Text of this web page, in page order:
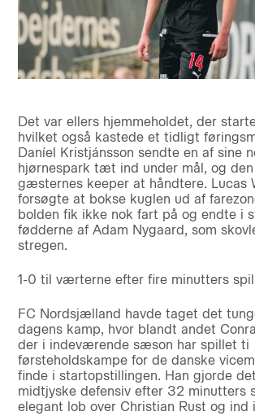
Det var ellers hjemmeholdet, der
hvilket også kastede et tidligt
Daníel Kristjánsson sendte en af sine
hjørnespark tæt ind under mål, og
gæsternes keeper at håndtere. Lucas
forsøgte at bokse kuglen ud af
bolden fik ikke nok fart på og endte i
fødderne af Adam Nygaard, som
stregen.
1-0 til værterne efter fire minutters
FC Nordsjælland havde taget det
dagens kamp, hvor blandt andet
der i indeværende sæson har spillet ti
førsteholdskampe for de danske
finde i startopstillingen. Han gjorde
midtjyske defensiv efter 32 minutters
elegant lob over Christian Rust og ind